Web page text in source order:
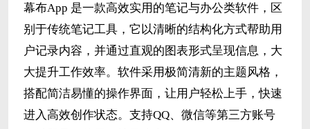
幕布App 是一款高效实用的笔记与办公类软件，区
别于传统笔记工具，它以清晰的结构化方式帮助用
户记录内容，并通过直观的图表形式呈现信息，大
大提升工作效率。软件采用极简清新的主题风格，
搭配简洁易懂的操作界面，让用户轻松上手，快速
进入高效创作状态。支持QQ、微信等第三方账号